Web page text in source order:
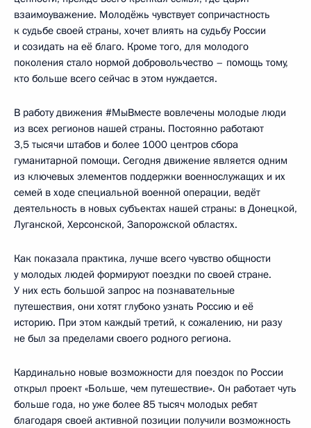
взаимоуважение. Молодёжь чувствует сопричастность
к судьбе своей страны, хочет влиять на судьбу России
и созидать на её благо. Кроме того, для молодого
поколения стало нормой добровольчество – помощь тому,
кто больше всего сейчас в этом нуждается.
В работу движения #МыВместе вовлечены молодые люди
из всех регионов нашей страны. Постоянно работают
3,5 тысячи штабов и более 1000 центров сбора
гуманитарной помощи. Сегодня движение является одним
из ключевых элементов поддержки военнослужащих и их
семей в ходе специальной военной операции, ведёт
деятельность в новых субъектах нашей страны: в Донецкой,
Луганской, Херсонской, Запорожской областях.
Как показала практика, лучше всего чувство общности
у молодых людей формируют поездки по своей стране.
У них есть большой запрос на познавательные
путешествия, они хотят глубоко узнать Россию и её
историю. При этом каждый третий, к сожалению, ни разу
не был за пределами своего родного региона.
Кардинально новые возможности для поездок по России
открыл проект «Больше, чем путешествие». Он работает чуть
больше года, но уже более 85 тысяч молодых ребят
благодаря своей активной позиции получили возможность